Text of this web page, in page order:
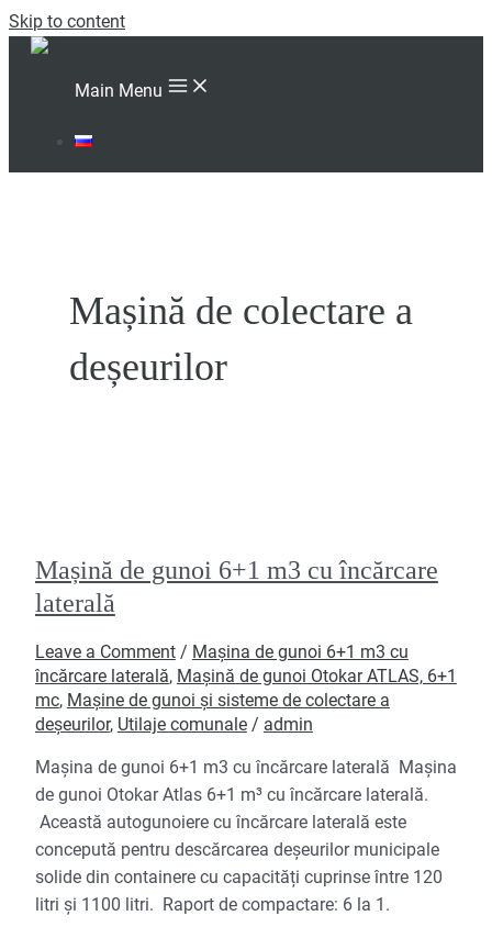
Skip to content
Main Menu
Mașină de colectare a
deșeurilor
Mașină de gunoi 6+1 m3 cu încărcare
laterală
Leave a Comment / Mașina de gunoi 6+1 m3 cu
încărcare laterală, Mașină de gunoi Otokar ATLAS, 6+1
mc, Mașine de gunoi și sisteme de colectare a
deșeurilor, Utilaje comunale/ admin
Mașina de gunoi 6+1 m3 cu încărcare laterală Mașina
de gunoi Otokar Atlas 6+1 m³ cu încărcare laterală.
Această autogunoiere cu încărcare laterală este
concepută pentru descărcarea deșeurilor municipale
solide din containere cu capacități cuprinse între 120
litri și 1100 litri. Raport de compactare: 6 la 1.